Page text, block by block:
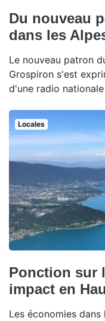
Du nouveau
dans les
Le nouveau patron
Grospiron s'est
d'une radio nationale
Locales
Ponction sur
impact en
Les économies